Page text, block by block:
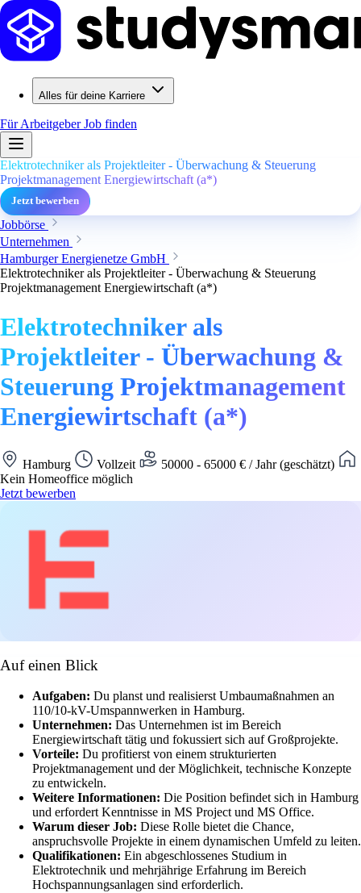
Alles für deine Karriere
Für ArbeitgeberJob finden
Elektrotechniker als Projektleiter - Überwachung & Steuerung
Projektmanagement Energiewirtschaft (a*)
Jetzt bewerben
Jobbörse
Unternehmen
Hamburger Energienetze GmbH
Elektrotechniker als Projektleiter - Überwachung & Steuerung
Projektmanagement Energiewirtschaft (a*)
Elektrotechniker als
Projektleiter - Überwachung &
Steuerung Projektmanagement
Energiewirtschaft (a*)
Hamburg Vollzeit
50000 - 65000 € / Jahr (geschätzt)
Kein Homeoffice möglich
Jetzt bewerben
Auf einen Blick
Aufgaben: Du planst und realisierst Umbaumaßnahmen an
110/10-kV-Umspannwerken in Hamburg.
Unternehmen: Das Unternehmen ist im Bereich
Energiewirtschaft tätig und fokussiert sich auf Großprojekte.
Vorteile: Du profitierst von einem strukturierten
Projektmanagement und der Möglichkeit, technische Konzepte
zu entwickeln.
Weitere Informationen: Die Position befindet sich in Hamburg
und erfordert Kenntnisse in MS Project und MS Office.
Warum dieser Job: Diese Rolle bietet die Chance,
anspruchsvolle Projekte in einem dynamischen Umfeld zu leiten.
Qualifikationen: Ein abgeschlossenes Studium in
Elektrotechnik und mehrjährige Erfahrung im Bereich
Hochspannungsanlagen sind erforderlich.